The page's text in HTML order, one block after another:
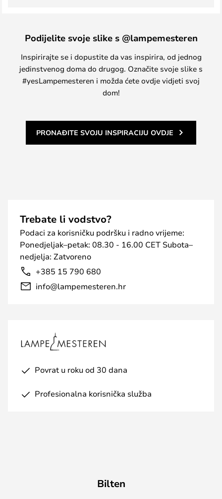
Podijelite svoje slike s @lampemesteren
Inspirirajte se i dopustite da vas inspirira, od jednog
jedinstvenog doma do drugog. Označite svoje slike s
#yesLampemesteren i možda ćete ovdje vidjeti svoj
dom!
PRONAĐITE SVOJU INSPIRACIJU OVDJE
Trebate li vodstvo?
Podaci za korisničku podršku i radno vrijeme:
Ponedjeljak–petak: 08.30 - 16.00 CET Subota–
nedjelja: Zatvoreno
+385 15 790 680
info@lampemesteren.hr
Povrat u roku od 30 dana
Profesionalna korisnička služba
Bilten